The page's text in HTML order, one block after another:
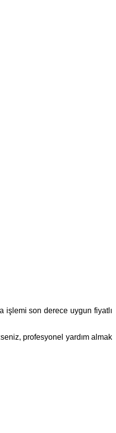
işlemi son derece uygun fiyatlı
profesyonel yardım almak